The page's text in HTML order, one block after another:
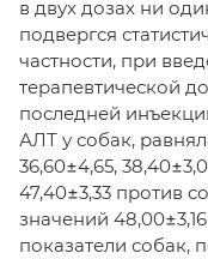
в двух дозах ни
подвергся
частности, при
терапевтической
последней
АЛТ у собак,
36,60±4,65,
47,40±3,33 против
значений
показатели собак,